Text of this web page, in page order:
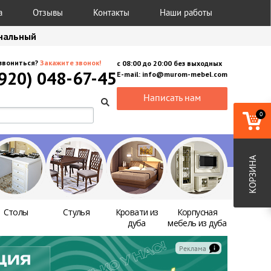
Отзывы Контакты Наши работы
с 08:00 до 20:00 без выходных
E-mail: info@murom-mebel.com
Написать нам
Закажите звонок!
048-67-45
Столы Стулья
Кровати из
дуба
Корпусная
мебель из дуба
0
КОРЗИНА